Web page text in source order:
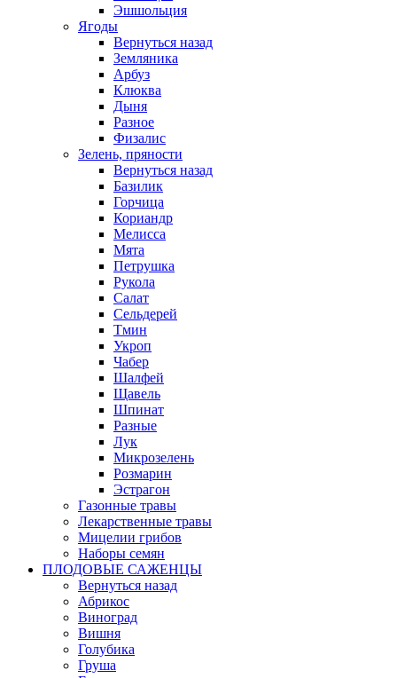
Эшшольция
Ягоды
Вернуться назад
Земляника
Арбуз
Клюква
Дыня
Разное
Физалис
Зелень, пряности
Вернуться назад
Базилик
Горчица
Кориандр
Мелисса
Мята
Петрушка
Рукола
Салат
Сельдерей
Тмин
Укроп
Чабер
Шалфей
Щавель
Шпинат
Разные
Лук
Микрозелень
Розмарин
Эстрагон
Газонные травы
Лекарственные травы
Мицелии грибов
Наборы семян
ПЛОДОВЫЕ САЖЕНЦЫ
Вернуться назад
Абрикос
Виноград
Вишня
Голубика
Груша